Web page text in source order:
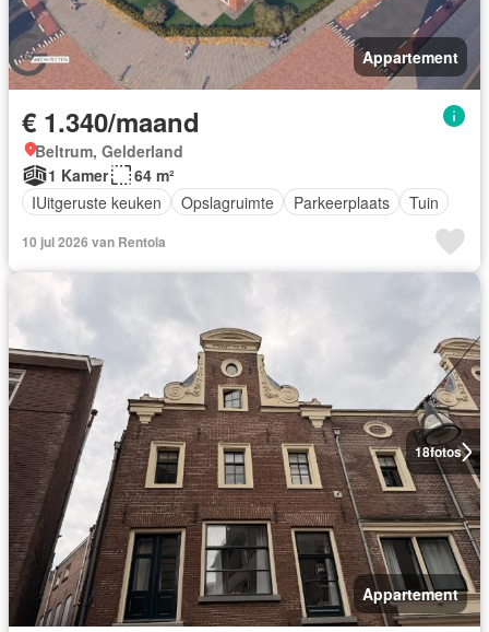
Appartement
€ 1.340/maand
Beltrum, Gelderland
1 Kamer
64 m²
IUitgeruste keuken
Opslagruimte Parkeerplaats Tuin
10 jul 2026 van Rentola
18fotos
Appartement